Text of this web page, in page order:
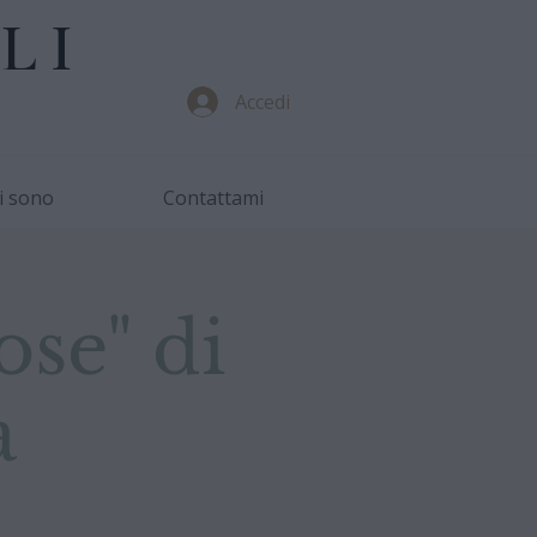
Accedi
sono Contattami
di